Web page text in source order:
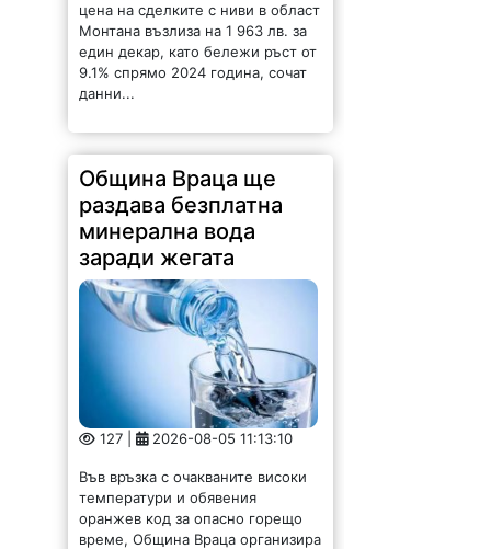
цена на сделките с ниви в област
Монтана възлиза на 1 963 лв. за
един декар, като бележи ръст от
9.1% спрямо 2024 година, сочат
данни...
Община Враца ще
раздава безплатна
минерална вода
заради жегата
127 | 2026-08-05 11:13:10
Във връзка с очакваните високи
температури и обявения
оранжев код за опасно горещо
време, Община Враца организира